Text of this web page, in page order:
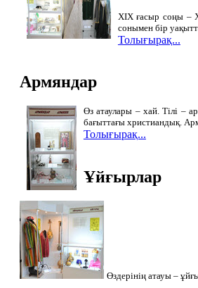
ХІХ ғасыр соңы –
сонымен бір
Толығырақ...
Армяндар
Өз атаулары – хай. Тілі –
бағыттағы христиандық.
Толығырақ...
Ұйғырлар
Өздерінің атауы –